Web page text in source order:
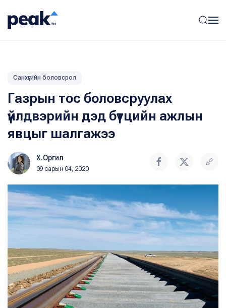
Санхүүгийн боловсрол
Газрын тос боловсруулах
үйлдвэрийн дэд бүтцийн ажлын
явцыг шалгажээ
Х.Оргил
09 сарын 04, 2020